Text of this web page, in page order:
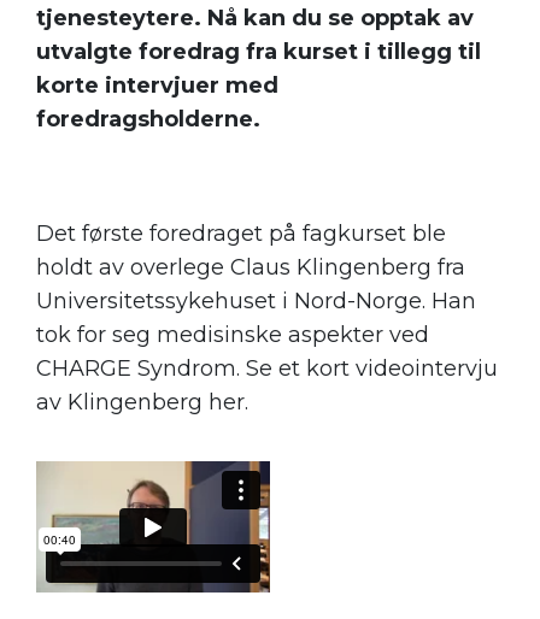
tjenesteytere. Nå kan du se opptak av
utvalgte foredrag fra kurset i tillegg til
korte intervjuer med
foredragsholderne.
Det første foredraget på fagkurset ble
holdt av overlege Claus Klingenberg fra
Universitetssykehuset i Nord-Norge. Han
tok for seg medisinske aspekter ved
CHARGE Syndrom. Se et kort videointervju
av Klingenberg her.